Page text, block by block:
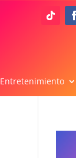
Entretenimiento